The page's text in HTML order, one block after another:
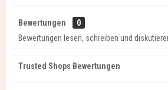
Bewertungen
0
Bewertungen lesen, schreiben und
Trusted Shops Bewertungen